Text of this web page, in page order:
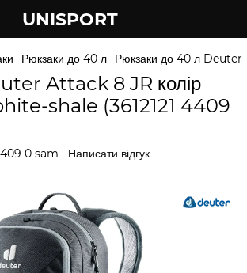
UNISPORT
Рюкзаки до 40 л Рюкзаки до 40 л Deuter
Attack 8 JR колір
shale (3612121 4409
0 sam Написати відгук